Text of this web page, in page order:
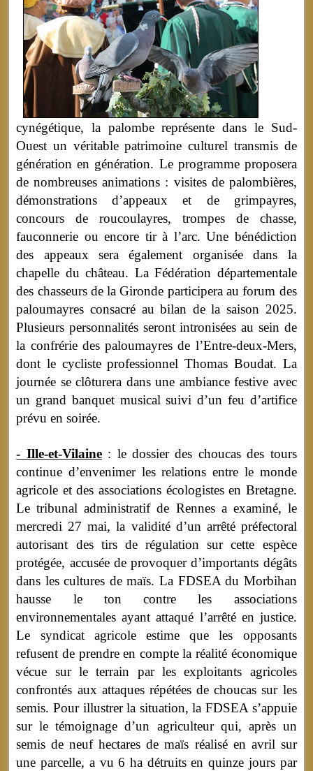
cynégétique, la palombe représente dans le Sud-
Ouest un véritable patrimoine culturel transmis de
génération en génération. Le programme proposera
de nombreuses animations : visites de palombières,
démonstrations d’appeaux et de grimpayres,
concours de roucoulayres, trompes de chasse,
fauconnerie ou encore tir à l’arc. Une bénédiction
des appeaux sera également organisée dans la
chapelle du château. La Fédération départementale
des chasseurs de la Gironde participera au forum des
paloumayres consacré au bilan de la saison 2025.
Plusieurs personnalités seront intronisées au sein de
la confrérie des paloumayres de l’Entre-deux-Mers,
dont le cycliste professionnel Thomas Boudat. La
journée se clôturera dans une ambiance festive avec
un grand banquet musical suivi d’un feu d’artifice
prévu en soirée.
- Ille-et-Vilaine: le dossier des choucas des tours
continue d’envenimer les relations entre le monde
agricole et des associations écologistes en Bretagne.
Le tribunal administratif de Rennes a examiné, le
mercredi 27 mai, la validité d’un arrêté préfectoral
autorisant des tirs de régulation sur cette espèce
protégée, accusée de provoquer d’importants dégâts
dans les cultures de maïs. La FDSEA du Morbihan
hausse le ton contre les associations
environnementales ayant attaqué l’arrêté en justice.
Le syndicat agricole estime que les opposants
refusent de prendre en compte la réalité économique
vécue sur le terrain par les exploitants agricoles
confrontés aux attaques répétées de choucas sur les
semis. Pour illustrer la situation, la FDSEA s’appuie
sur le témoignage d’un agriculteur qui, après un
semis de neuf hectares de maïs réalisé en avril sur
une parcelle, a vu 6 ha détruits en quinze jours par